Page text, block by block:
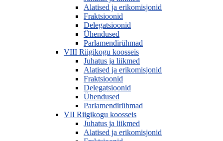
Alatised ja erikomisjonid
Fraktsioonid
Delegatsioonid
Ühendused
Parlamendirühmad
VIII Riigikogu koosseis
Juhatus ja liikmed
Alatised ja erikomisjonid
Fraktsioonid
Delegatsioonid
Ühendused
Parlamendirühmad
VII Riigikogu koosseis
Juhatus ja liikmed
Alatised ja erikomisjonid